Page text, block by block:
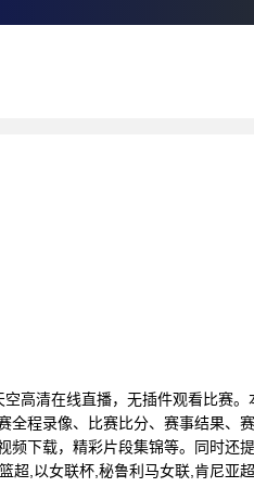
高清在线直播，无插件观看比赛。
全程录像、比赛比分、赛事结果、
下载，精彩片段集锦等。同时还
超,以女联杯,秘鲁利马女联,肯尼亚